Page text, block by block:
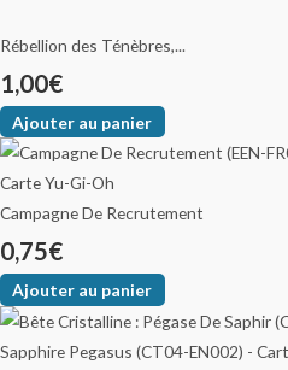
Rébellion des Ténèbres,...
1,00€
Ajouter au panier
Campagne De Recrutement
0,75€
Ajouter au panier